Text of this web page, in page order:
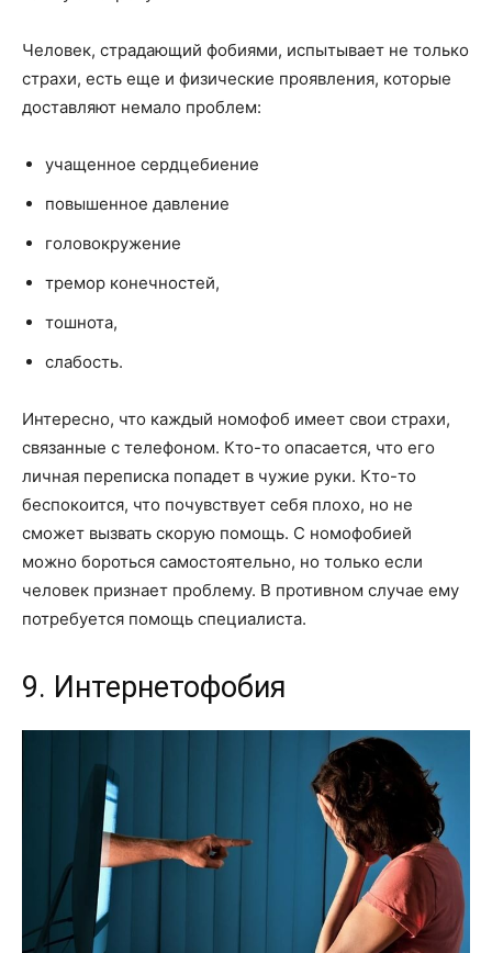
Человек, страдающий фобиями, испытывает не только
страхи, есть еще и физические проявления, которые
доставляют немало проблем:
учащенное сердцебиение
повышенное давление
головокружение
тремор конечностей,
тошнота,
слабость.
Интересно, что каждый номофоб имеет свои страхи,
связанные с телефоном. Кто-то опасается, что его
личная переписка попадет в чужие руки. Кто-то
беспокоится, что почувствует себя плохо, но не
сможет вызвать скорую помощь. С номофобией
можно бороться самостоятельно, но только если
человек признает проблему. В противном случае ему
потребуется помощь специалиста.
9. Интернетофобия